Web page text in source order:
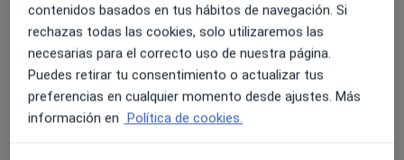
Visita Odontología
Visita de tratamiento
Visita de revisión
contenidos basados en tus hábitos de navegación. Si
rechazas todas las cookies, solo utilizaremos las
necesarias para el correcto uso de nuestra página.
Puedes retirar tu consentimiento o actualizar tus
preferencias en cualquier momento desde ajustes. Más
información en Política de cookies.